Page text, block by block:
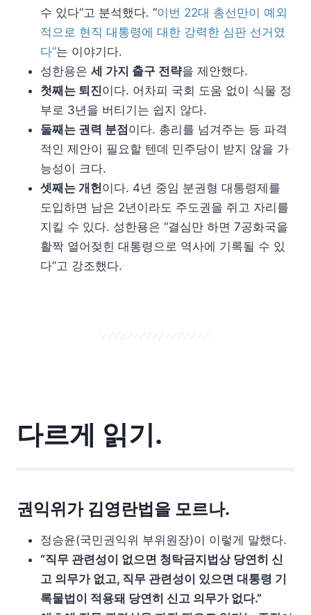
수 있다”고 분석했다. “이번 22대 총선만이 예외
적으로 현직 대통령에 대한 강력한 심판 선거였
다”는 이야기다.
성한용은 세 가지 출구 전략을 제안했다.
첫째는 퇴진이다. 어차피 국회 도움 없이 식물 정
부로 3년을 버티기는 쉽지 않다.
둘째는 권력 분점이다. 총리를 넘겨주는 등 파격
적인 제안이 필요할 텐데 민주당이 받지 않을 가
능성이 크다.
셋째는 개헌이다. 4년 중임 분권형 대통령제를
도입하면 남은 2년이라도 주도권을 쥐고 자리를
지킬 수 있다. 성한용은 “결심만 하면 7공화국을
활짝 열어젖힌 대통령으로 역사에 기록될 수 있
다”고 강조했다.
다르게 읽기.
권익위가 김영란법을 모르나.
정승윤(국민권익위 부위원장)이 이렇게 말했다.
“직무 관련성이 없으면 청탁금지법상 당연히 신
고 의무가 없고, 직무 관련성이 있으면 대통령 기
록물법이 적용돼 당연히 신고 의무가 없다.”